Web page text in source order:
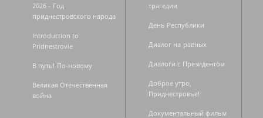
2026 - Год
приднестровского народа
Introduction to
Pridnestrovie
В путь! По-новому
Великая Отечественная
война
трагедии
День Республики
Диалог на равных
Диалоги с Президентом
Доброе утро,
Приднестровье!
Документальный фильм